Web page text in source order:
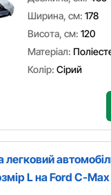
Ширина, см: 178
Висота, см: 120
Матеріал:
Колір: Сірий
легковий
L на Ford C-